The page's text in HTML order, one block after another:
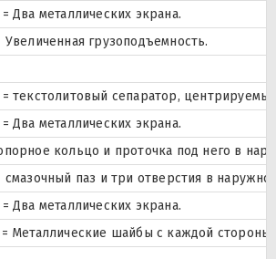
= Два металлических экрана.
Увеличенная грузоподъемность.
текстолитовый сепаратор,
= Два металлических экрана.
кольцо и проточка под него в
смазочный паз и три отверстия в
= Два металлических экрана.
= Металлические шайбы с каждой